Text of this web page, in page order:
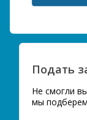
Подать
Не смогли
мы